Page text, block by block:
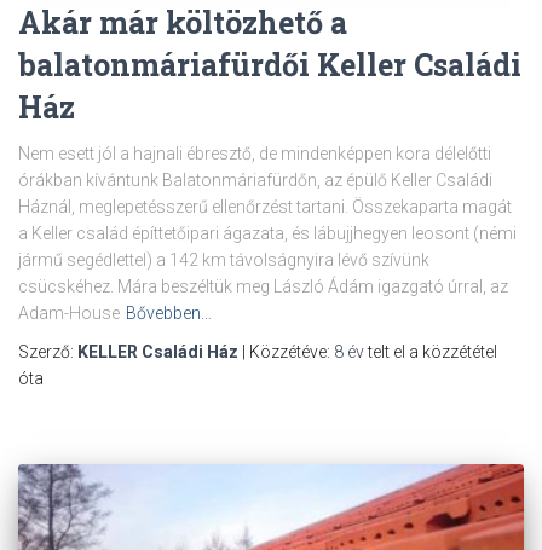
Akár már költözhető a
balatonmáriafürdői Keller Családi
Ház
Nem esett jól a hajnali ébresztő, de mindenképpen kora délelőtti
órákban kívántunk Balatonmáriafürdőn, az épülő Keller Családi
Háznál, meglepetésszerű ellenőrzést tartani. Összekaparta magát
a Keller család építtetőipari ágazata, és lábujjhegyen leosont (némi
jármű segédlettel) a 142 km távolságnyira lévő szívünk
csücskéhez. Mára beszéltük meg László Ádám igazgató úrral, az
Adam-House Bővebben…
Szerző: KELLER Családi Ház | Közzétéve: 8 évtelt el a közzététel
óta